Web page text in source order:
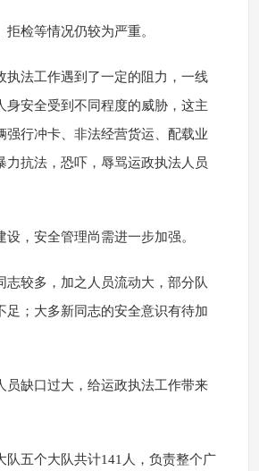
拒检等情况仍较为严重。
执法工作遇到了一定的阻力，一线
身安全受到不同程度的威胁，这主
强行冲卡、非法经营货运、配载业
力抗法，恐吓，辱骂运政执法人员
设，安全管理尚需进一步加强。
志较多，加之人员流动大，部分队
足；大多新同志的安全意识有待加
员缺口过大，给运政执法工作带来
队五个大队共计141人，负责整个广